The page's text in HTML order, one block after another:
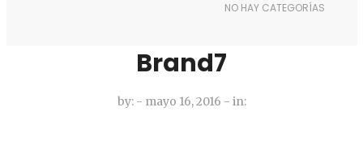
NO HAY CATEGORÍAS
Brand7
by: - mayo 16, 2016 - in: